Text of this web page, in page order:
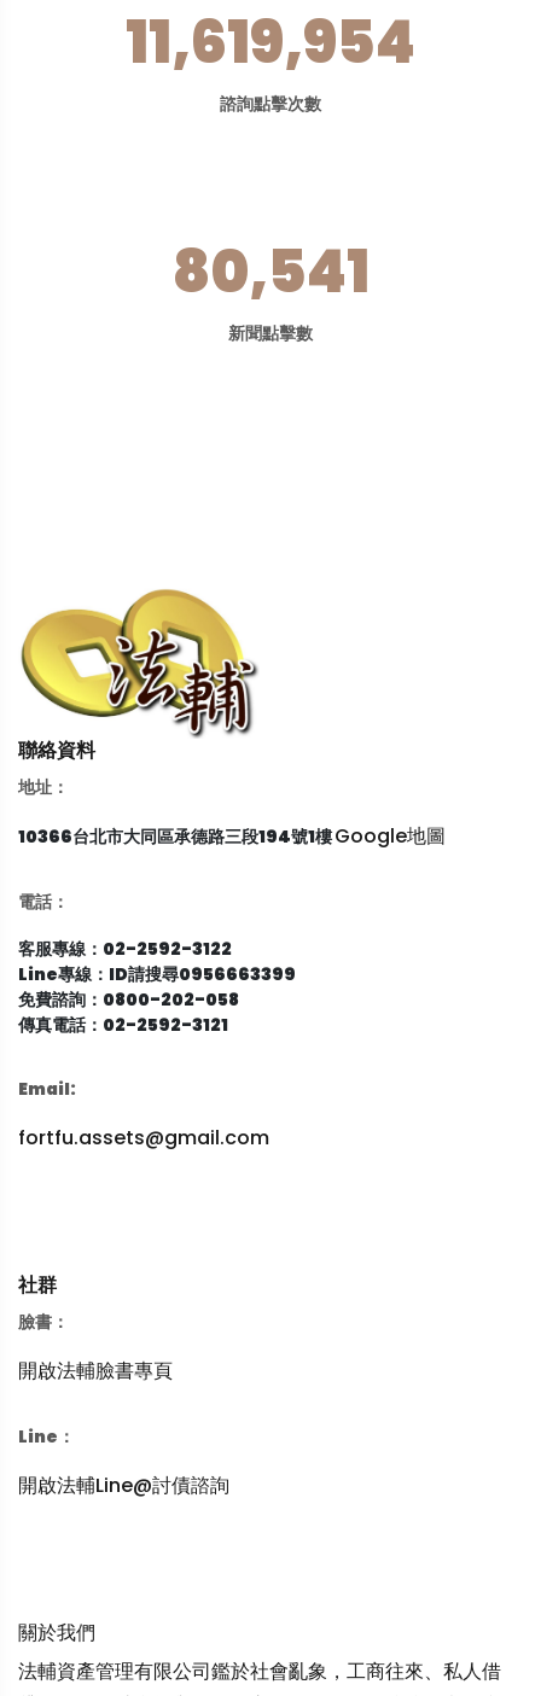
11,619,954
諮詢點擊次數
80,541
新聞點擊數
聯絡資料
地址：
10366台北市大同區承德路三段194號1樓Google地圖
電話：
客服專線：02-2592-3122
Line專線：ID請搜尋0956663399
免費諮詢：0800-202-058
傳真電話：02-2592-3121
Email:
fortfu.assets@gmail.com
社群
臉書：
開啟法輔臉書專頁
Line：
開啟法輔Line@討債諮詢
關於我們
法輔資產管理有限公司鑑於社會亂象，工商往來、私人借